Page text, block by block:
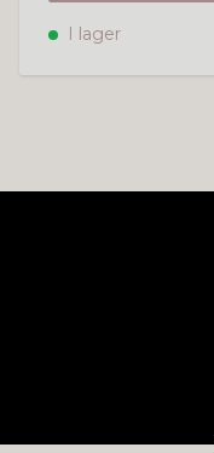
I lager